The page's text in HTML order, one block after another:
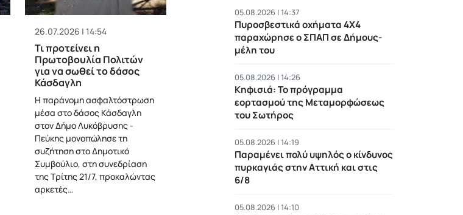
26.07.2026 | 14:54
Τι προτείνει η
Πρωτοβουλία Πολιτών
για να σωθεί το δάσος
Κάσδαγλη
H παράνομη ασφαλτόστρωση
μέσα στο δάσος Κάσδαγλη
στον Δήμο Λυκόβρυσης -
Πεύκης μονοπώλησε τη
συζήτηση στο Δημοτικό
Συμβούλιο, στη συνεδρίαση
της Τρίτης 21/7, προκαλώντας
αρκετές…
05.08.2026 | 14:37
Πυροσβεστικά οχήματα 4Χ4
παραχώρησε ο ΣΠΑΠ σε Δήμους-
μέλη του
05.08.2026 | 14:26
Κηφισιά: Το πρόγραμμα
εορτασμού της Μεταμορφώσεως
του Σωτήρος
05.08.2026 | 14:19
Παραμένει πολύ υψηλός ο κίνδυνος
πυρκαγιάς στην Αττική και στις
6/8
05.08.2026 | 14:10